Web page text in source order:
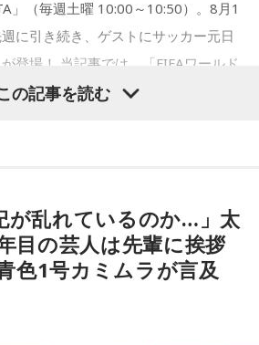
たら相手がまた変えてくる、それに
きゃならない。ベンチでその都度
、向こうが変えてきたら、その変化
けない。「こういうやり方をしま
のなかで選手たちがそれを感じて、
ていくのがサッカーにおいて一番重
ろう」という気持ちはなくても、ブ
」（毎週土曜 10:00～10:50）。8月1
に引き続き、ゲストにサッカー元日
登場！ 当記事では、「FIFAワールド
」のブラジル戦について語った模様
さんは、日本人初のJリーグ得点王に
合出場93得点を挙げ、日本代表では
記録するなど活躍を見せ、1993年に
の記事を読む
が乱れているのか…」太
目の芸人は先輩に挨拶
色1号カミムラが言及